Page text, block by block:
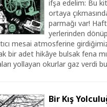
ifşa edelim: Bu
ortaya
parmağı var!
yerlerinden
mesai atmosferine
bir adet hikâye bulsak fena
yollayan okurlar gaz verdi
Bir Kış